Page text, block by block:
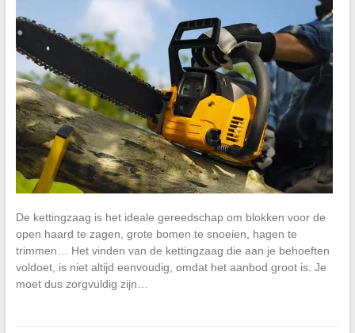
De kettingzaag is het ideale gereedschap om blokken voor de
open haard te zagen, grote bomen te snoeien, hagen te
trimmen… Het vinden van de kettingzaag die aan je behoeften
voldoet, is niet altijd eenvoudig, omdat het aanbod groot is. Je
moet dus zorgvuldig zijn…